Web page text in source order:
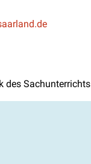
des Sachunterrichts